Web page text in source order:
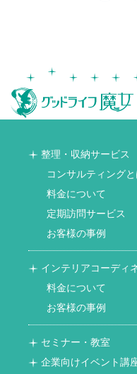
整理・収納サービス
コンサルティングと
料金について
定期訪問サービス
お客様の事例
インテリアコーディ
料金について
お客様の事例
セミナー・教室
企業向けイベント講